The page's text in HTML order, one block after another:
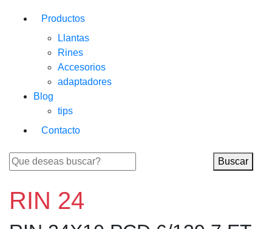
Productos
Llantas
Rines
Accesorios
adaptadores
Blog
tips
Contacto
Buscar
RIN 24